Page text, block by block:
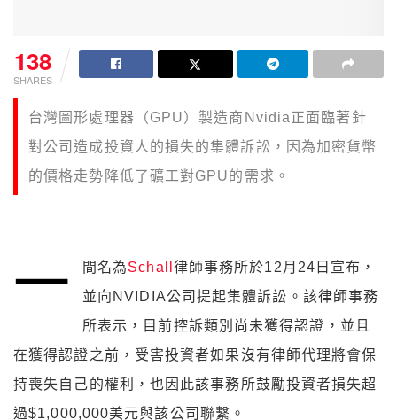
138
SHARES
台灣圖形處理器（GPU）製造商Nvidia正面臨著針
對公司造成投資人的損失的集體訴訟，因為加密貨幣
的價格走勢降低了礦工對GPU的需求。
一 間名為Schall 律師事務所於12月24日宣布，
並向NVIDIA公司提起集體訴訟。該律師事務
所表示，目前控訴類別尚未獲得認證，並且
在獲得認證之前，受害投資者如果沒有律師代理將會保
持喪失自己的權利，也因此該事務所鼓勵投資者損失超
過$1,000,000美元與該公司聯繫。